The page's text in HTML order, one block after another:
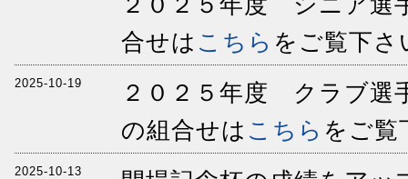
合せは こちら をご覧下さ
2025-10-19
２０２５年度 クラブ選
の組合せは こちら をご覧
2025-10-13